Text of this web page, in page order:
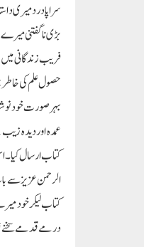
سراپا درد میری
بڑی ناگفتنی
فریب زندگانی
حصول علم کی خاطر
عمدہ اور دیدہ
کتاب ارسال کیا
الرحمن عزیز سے
کتاب لیکر خود
درمے قدمے سخنے